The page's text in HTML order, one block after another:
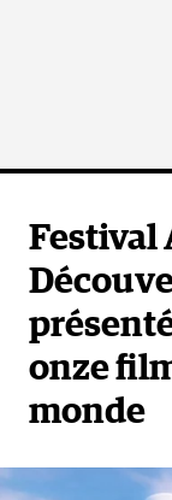
Festival
onze
monde